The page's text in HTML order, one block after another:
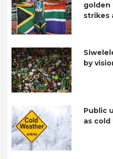
golden
strikes
by
Public
as